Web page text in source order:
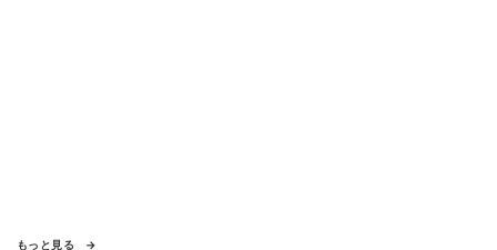
もっと見る